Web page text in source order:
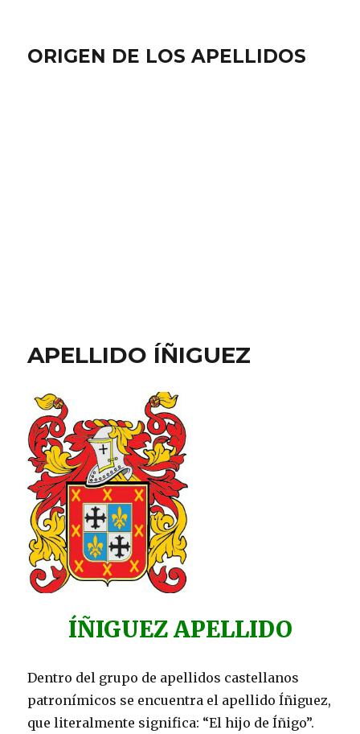
ORIGEN DE LOS APELLIDOS
APELLIDO ÍÑIGUEZ
ÍÑIGUEZ APELLIDO
Dentro del grupo de apellidos castellanos
patronímicos se encuentra el apellido Íñiguez,
que literalmente significa: “El hijo de Íñigo”.